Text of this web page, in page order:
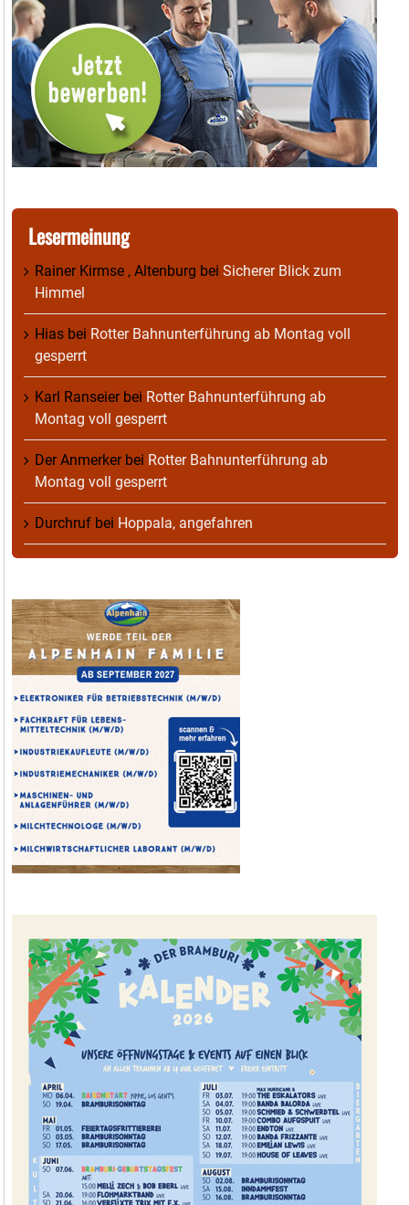
Lesermeinung
Rainer Kirmse , Altenburg bei Sicherer Blick zum
Himmel
Hias bei Rotter Bahnunterführung ab Montag voll
gesperrt
Karl Ranseierbei Rotter Bahnunterführung ab
Montag voll gesperrt
Der Anmerkerbei Rotter Bahnunterführung ab
Montag voll gesperrt
Durchruf bei Hoppala, angefahren